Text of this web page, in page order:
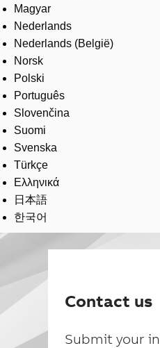
Magyar
Nederlands
Nederlands (België)
Norsk
Polski
Português
Slovenčina
Suomi
Svenska
Türkçe
Ελληνικά
日本語
한국어
Contact us
Submit your